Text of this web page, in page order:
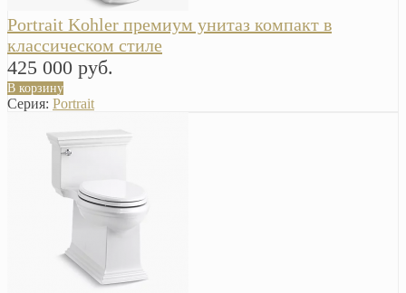
Portrait Kohler премиум унитаз компакт в
классическом стиле
425 000 руб.
В корзину
Серия: Portrait